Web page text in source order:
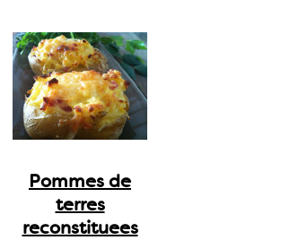
Pommes de
terres
reconstituees